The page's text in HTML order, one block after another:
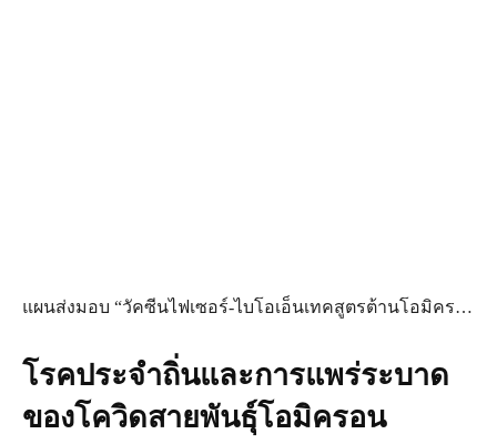
แผนส่งมอบ “วัคซีนไฟเซอร์-ไบโอเอ็นเทคสูตรต้านโอมิคร…
โรคประจำถิ่นและการแพร่ระบาด
ของโควิดสายพันธุ์โอมิครอน